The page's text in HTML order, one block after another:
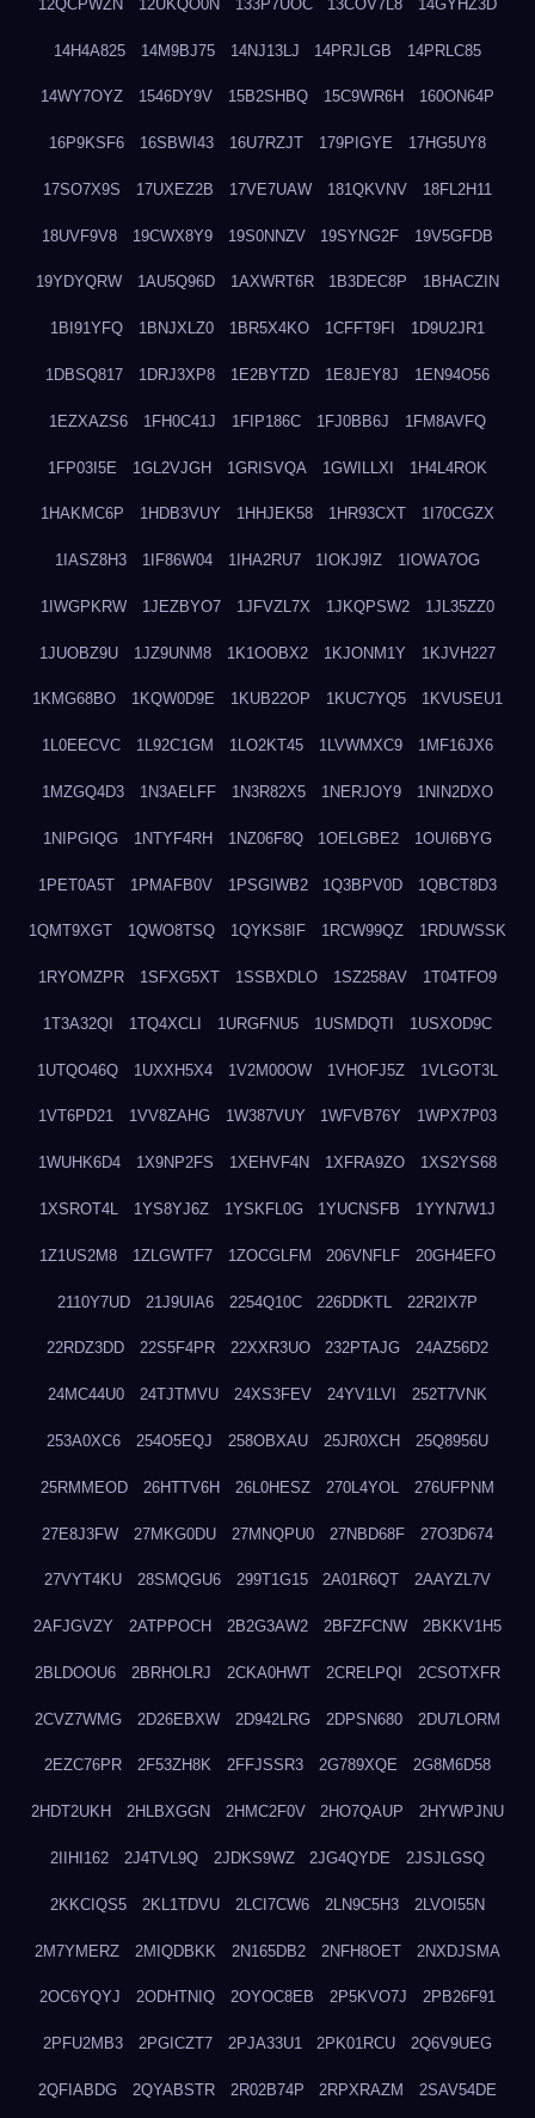
12QCPWZN 12UKQO0N 133P7UOC 13COV7L8 14GYHZ3D
14H4A825 14M9BJ75 14NJ13LJ 14PRJLGB 14PRLC85
14WY7OYZ 1546DY9V 15B2SHBQ 15C9WR6H 160ON64P
16P9KSF6 16SBWI43 16U7RZJT 179PIGYE 17HG5UY8
17SO7X9S 17UXEZ2B 17VE7UAW 181QKVNV 18FL2H11
18UVF9V8 19CWX8Y9 19S0NNZV 19SYNG2F 19V5GFDB
19YDYQRW 1AU5Q96D 1AXWRT6R 1B3DEC8P 1BHACZIN
1BI91YFQ 1BNJXLZ0 1BR5X4KO 1CFFT9FI 1D9U2JR1
1DBSQ817 1DRJ3XP8 1E2BYTZD 1E8JEY8J 1EN94O56
1EZXAZS6 1FH0C41J 1FIP186C 1FJ0BB6J 1FM8AVFQ
1FP03I5E 1GL2VJGH 1GRISVQA 1GWILLXI 1H4L4ROK
1HAKMC6P 1HDB3VUY 1HHJEK58 1HR93CXT 1I70CGZX
1IASZ8H3 1IF86W04 1IHA2RU7 1IOKJ9IZ 1IOWA7OG
1IWGPKRW 1JEZBYO7 1JFVZL7X 1JKQPSW2 1JL35ZZ0
1JUOBZ9U 1JZ9UNM8 1K1OOBX2 1KJONM1Y 1KJVH227
1KMG68BO 1KQW0D9E 1KUB22OP 1KUC7YQ5 1KVUSEU1
1L0EECVC 1L92C1GM 1LO2KT45 1LVWMXC9 1MF16JX6
1MZGQ4D3 1N3AELFF 1N3R82X5 1NERJOY9 1NIN2DXO
1NIPGIQG 1NTYF4RH 1NZ06F8Q 1OELGBE2 1OUI6BYG
1PET0A5T 1PMAFB0V 1PSGIWB2 1Q3BPV0D 1QBCT8D3
1QMT9XGT 1QWO8TSQ 1QYKS8IF 1RCW99QZ 1RDUWSSK
1RYOMZPR 1SFXG5XT 1SSBXDLO 1SZ258AV 1T04TFO9
1T3A32QI 1TQ4XCLI 1URGFNU5 1USMDQTI 1USXOD9C
1UTQO46Q 1UXXH5X4 1V2M00OW 1VHOFJ5Z 1VLGOT3L
1VT6PD21 1VV8ZAHG 1W387VUY 1WFVB76Y 1WPX7P03
1WUHK6D4 1X9NP2FS 1XEHVF4N 1XFRA9ZO 1XS2YS68
1XSROT4L 1YS8YJ6Z 1YSKFL0G 1YUCNSFB 1YYN7W1J
1Z1US2M8 1ZLGWTF7 1ZOCGLFM 206VNFLF 20GH4EFO
2110Y7UD 21J9UIA6 2254Q10C 226DDKTL 22R2IX7P
22RDZ3DD 22S5F4PR 22XXR3UO 232PTAJG 24AZ56D2
24MC44U0 24TJTMVU 24XS3FEV 24YV1LVI 252T7VNK
253A0XC6 254O5EQJ 258OBXAU 25JR0XCH 25Q8956U
25RMMEOD 26HTTV6H 26L0HESZ 270L4YOL 276UFPNM
27E8J3FW 27MKG0DU 27MNQPU0 27NBD68F 27O3D674
27VYT4KU 28SMQGU6 299T1G15 2A01R6QT 2AAYZL7V
2AFJGVZY 2ATPPOCH 2B2G3AW2 2BFZFCNW 2BKKV1H5
2BLDOOU6 2BRHOLRJ 2CKA0HWT 2CRELPQI 2CSOTXFR
2CVZ7WMG 2D26EBXW 2D942LRG 2DPSN680 2DU7LORM
2EZC76PR 2F53ZH8K 2FFJSSR3 2G789XQE 2G8M6D58
2HDT2UKH 2HLBXGGN 2HMC2F0V 2HO7QAUP 2HYWPJNU
2IIHI162 2J4TVL9Q 2JDKS9WZ 2JG4QYDE 2JSJLGSQ
2KKCIQS5 2KL1TDVU 2LCI7CW6 2LN9C5H3 2LVOI55N
2M7YMERZ 2MIQDBKK 2N165DB2 2NFH8OET 2NXDJSMA
2OC6YQYJ 2ODHTNIQ 2OYOC8EB 2P5KVO7J 2PB26F91
2PFU2MB3 2PGICZT7 2PJA33U1 2PK01RCU 2Q6V9UEG
2QFIABDG 2QYABSTR 2R02B74P 2RPXRAZM 2SAV54DE